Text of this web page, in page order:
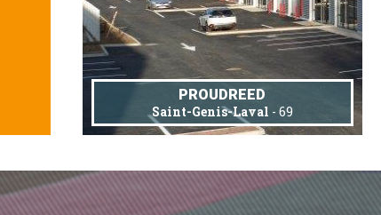
PROUDREED
Saint-Genis-Laval - 69